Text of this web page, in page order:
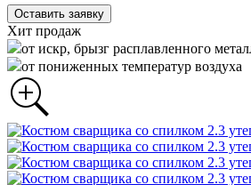
Оставить заявку
Хит продаж
от искр, брызг расплавленного
от пониженных температур воздуха